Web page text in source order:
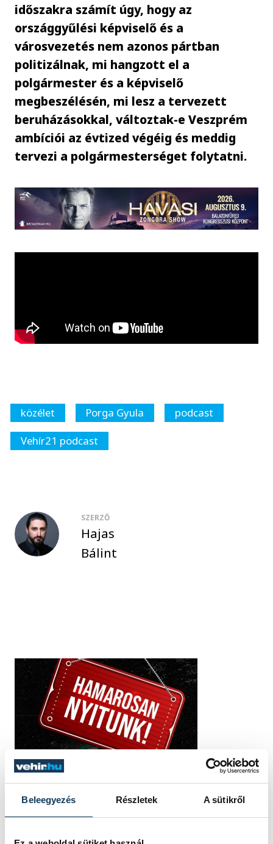
Beleegyezés Részletek A sütikről
időszakra számít úgy, hogy az
országgyűlési képviselő és a
városvezetés nem azonos pártban
politizálnak, mi hangzott el a
polgármester és a képviselő
megbeszélésén, mi lesz a tervezett
beruházásokkal, változtak-e Veszprém
ambíciói az évtized végéig és meddig
tervezi a polgármesterséget folytatni.
közélet Porga Gyula
podcast
Vehír21 podcast
SZERZŐ
Hajas
Bálint